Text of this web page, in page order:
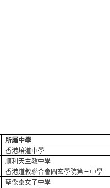
所屬中學
香港培道中學
順利天主教中學
香港道教聯合會圓玄學院第三中學
聖傑靈女子中學